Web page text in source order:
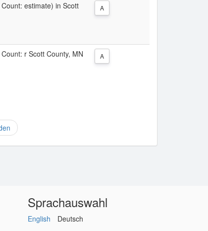
estimate) in Scott
A
r Scott County, MN A
Sprachauswahl
English Deutsch